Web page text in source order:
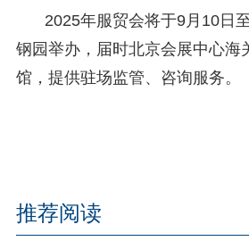
2025年服贸会将于9月10日
钢园举办，届时北京会展中心海
馆，提供驻场监管、咨询服务。
推荐阅读